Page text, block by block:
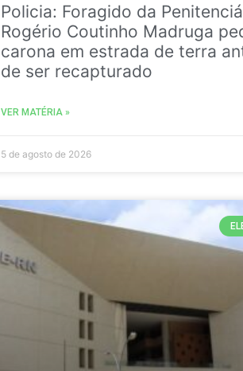
Policia: Foragido da
Rogério Coutinho Madruga
carona em estrada de terra
de ser recapturado
VER MATÉRIA »
5 de agosto de 2026